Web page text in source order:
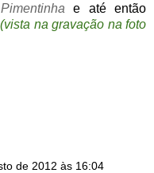
Pimentinha e até então
(vista na gravação na foto
de 2012 às 16:04